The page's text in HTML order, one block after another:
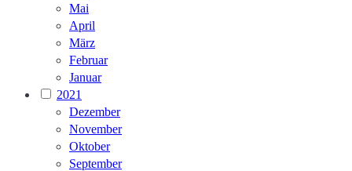
Mai
April
März
Februar
Januar
2021
Dezember
November
Oktober
September